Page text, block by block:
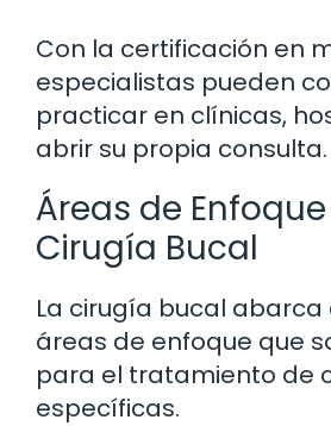
Con la certificación en
especialistas pueden
practicar en clínicas,
abrir su propia consulta.
Áreas de
Cirugía Bucal
La cirugía bucal abarca
áreas de enfoque que
para el tratamiento de
específicas.